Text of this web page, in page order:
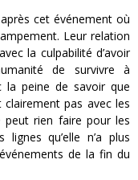
cet événement où
Leur relation
la culpabilité d’avoir
de survivre à
la peine de savoir que
pas avec les
peut rien faire pour les
qu’elle n’a plus
de la fin du